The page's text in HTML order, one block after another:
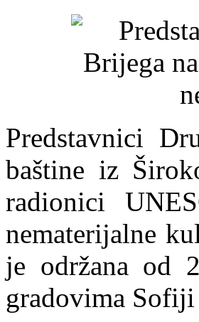
Predstavnici
baštine iz
radionici
nematerijalne
je održana od
gradovima